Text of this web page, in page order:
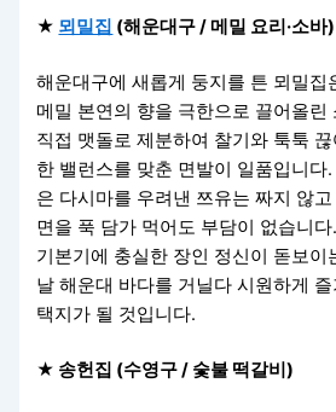
★ 뫼밀집 (해운대구 / 메밀 요리·소바)
해운대구에 새롭게 둥지를 튼 뫼밀집
메밀 본연의 향을 극한으로 끌어올린
직접 맷돌로 제분하여 찰기와 툭툭
한 밸런스를 맞춘 면발이 일품입니다
은 다시마를 우려낸 쯔유는 짜지 않
면을 푹 담가 먹어도 부담이 없습니
기본기에 충실한 장인 정신이 돋보이
날 해운대 바다를 거닐다 시원하게
택지가 될 것입니다.
★ 송헌집 (수영구 / 숯불 떡갈비)